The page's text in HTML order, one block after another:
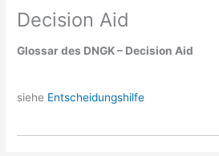
Decision Aid
Glossar des DNGK – Decision Aid
siehe Entscheidungshilfe